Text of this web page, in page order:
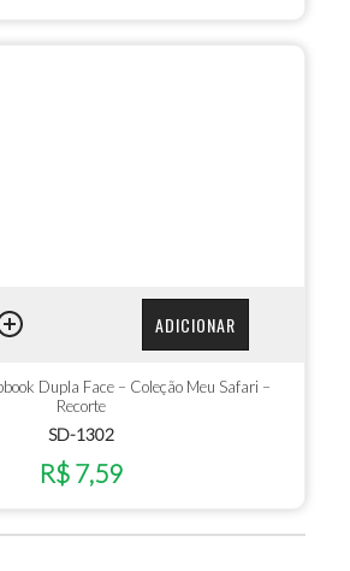
ADICIONAR
Dupla Face – Coleção Meu Safari –
Recorte
SD-1302
R$ 7,59